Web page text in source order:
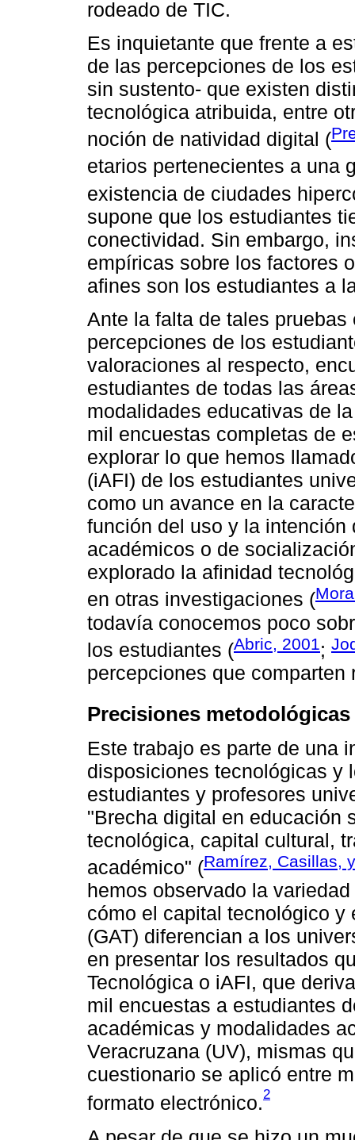
rodeado de TIC.
Es inquietante que frente a
de las percepciones de los
sin sustento- que existen
tecnológica atribuida, entre
noción de natividad digital (
etarios pertenecientes a una
existencia de ciudades
supone que los estudiantes
conectividad. Sin embargo,
empíricas sobre los factores
afines son los estudiantes a
Ante la falta de tales
percepciones de los
valoraciones al respecto,
estudiantes de todas las
modalidades educativas de
mil encuestas completas de
explorar lo que hemos
(iAFI) de los estudiantes
como un avance en la
función del uso y la
académicos o de
explorado la afinidad
en otras investigaciones (
todavía conocemos poco
los estudiantes (Abric, 2001 ;
percepciones que comparten
Precisiones metodológicas
Este trabajo es parte de una
disposiciones tecnológicas y
estudiantes y profesores
"Brecha digital en educación
tecnológica, capital cultural,
académico" (Ramírez, Casillas,
hemos observado la
cómo el capital tecnológico
(GAT) diferencian a los
en presentar los resultados
Tecnológica o iAFI, que
mil encuestas a estudiantes
académicas y modalidades
Veracruzana (UV), mismas
cuestionario se aplicó entre
formato electrónico.2